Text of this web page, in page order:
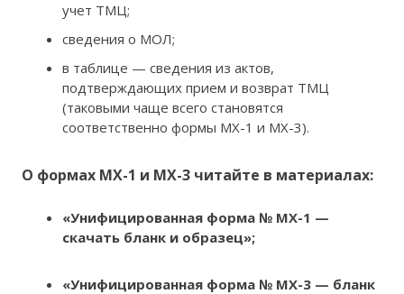
учет ТМЦ;
сведения о МОЛ;
в таблице — сведения из актов,
подтверждающих прием и возврат ТМЦ
(таковыми чаще всего становятся
соответственно формы МХ-1 и МХ-3).
О формах МХ-1 и МХ-3 читайте в материалах:
«Унифицированная форма № МХ-1 —
скачать бланк и образец»;
«Унифицированная форма № МХ-3 — бланк